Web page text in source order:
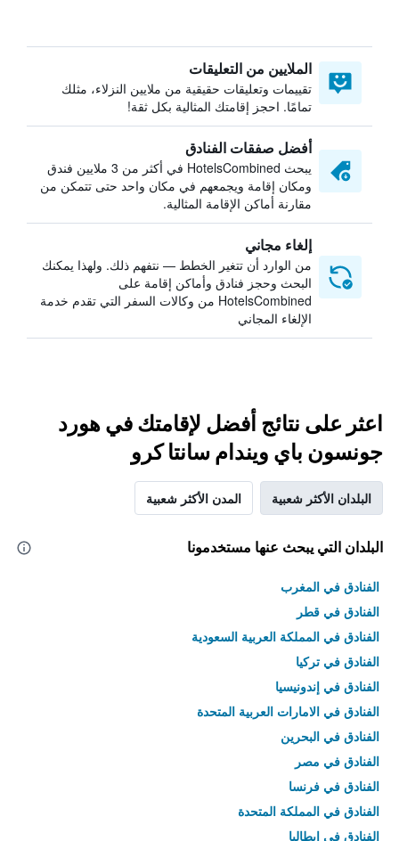
الملايين من التعليقات
تقييمات وتعليقات حقيقية من ملايين النزلاء، مثلك
تمامًا. احجز إقامتك المثالية بكل ثقة!
أفضل صفقات الفنادق
يبحث HotelsCombined في أكثر من 3 ملايين فندق
ومكان إقامة ويجمعهم في مكان واحد حتى تتمكن من
مقارنة أماكن الإقامة المثالية.
إلغاء مجاني
من الوارد أن تتغير الخطط — نتفهم ذلك. ولهذا يمكنك
البحث وحجز فنادق وأماكن إقامة على
HotelsCombined من وكالات السفر التي تقدم خدمة
الإلغاء المجاني
اعثر على نتائج أفضل لإقامتك في هورد
جونسون باي ويندام سانتا كرو
البلدان الأكثر شعبية المدن الأكثر شعبية
البلدان التي يبحث عنها مستخدمونا
الفنادق في المغرب
الفنادق في قطر
الفنادق في المملكة العربية السعودية
الفنادق في تركيا
الفنادق في إندونيسيا
الفنادق في الامارات العربية المتحدة
الفنادق في البحرين
الفنادق في مصر
الفنادق في فرنسا
الفنادق في المملكة المتحدة
الفنادق في إيطاليا